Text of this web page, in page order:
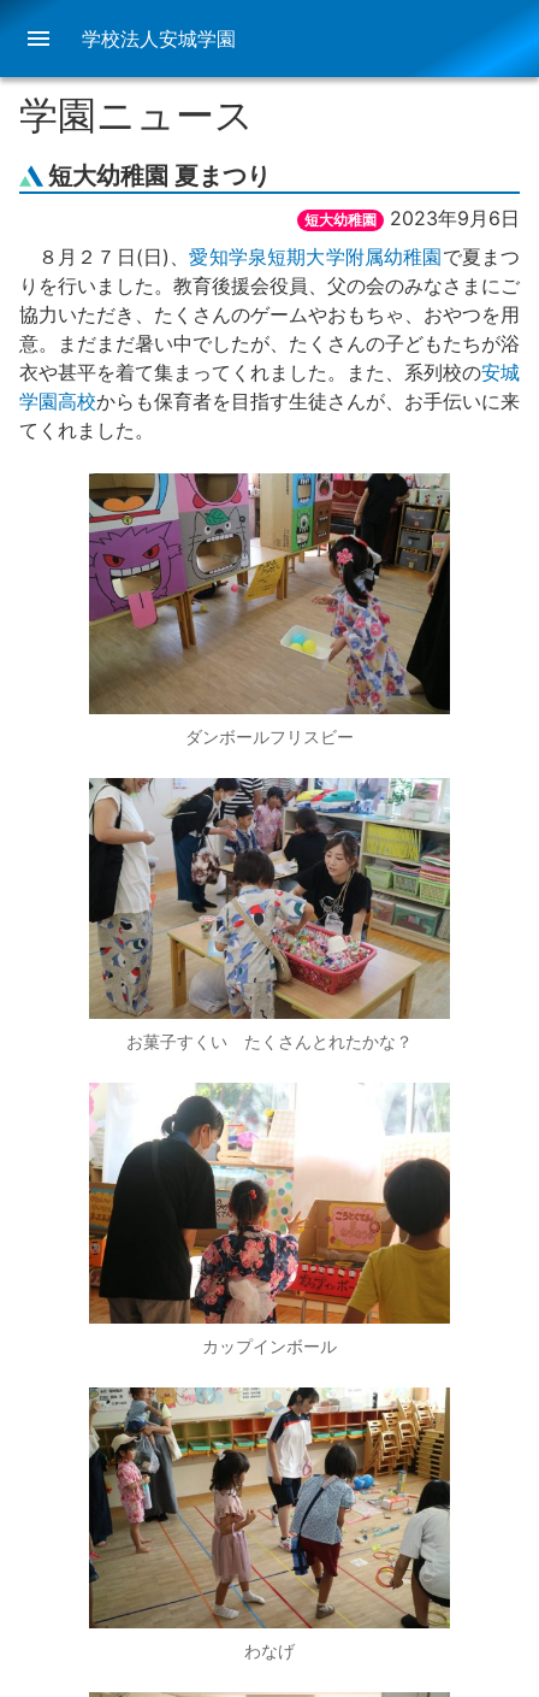
menu 学校法人安城学園
学園ニュース
短大幼稚園 夏まつり
短大幼稚園
2023年9月6日
８月２７日(日)、愛知学泉短期大学附属幼稚園で夏まつ
りを行いました。教育後援会役員、父の会のみなさまにご
協力いただき、たくさんのゲームやおもちゃ、おやつを用
意。まだまだ暑い中でしたが、たくさんの子どもたちが浴
衣や甚平を着て集まってくれました。また、系列校の安城
学園高校からも保育者を目指す生徒さんが、お手伝いに来
てくれました。
ダンボールフリスビー
お菓子すくい たくさんとれたかな？
カップインボール
わなげ